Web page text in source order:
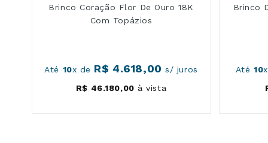
Brinco Coração Flor De Ouro 18K
Com Topázios
Até 10x de R$ 4.618,00 s/ juros
R$ 46.180,00 à vista
Brinco
Até10